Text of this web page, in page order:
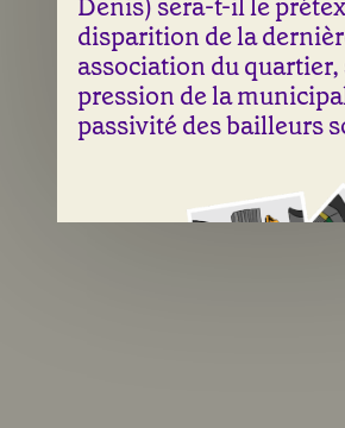
Denis) sera-t-il le
disparition de la
association du quartier,
pression de la
passivité des bailleurs